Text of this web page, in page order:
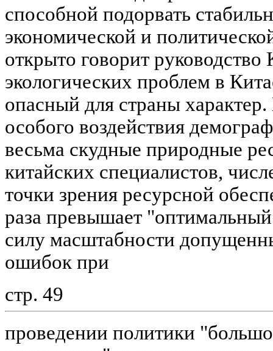
способной подорвать
экономической и
открыто говорит руководство
экологических проблем в
опасный для страны
особого воздействия
весьма скудные природные
китайских специалистов,
точки зрения ресурсной
раза превышает
силу масштабности
ошибок при
стр. 49
проведении политики